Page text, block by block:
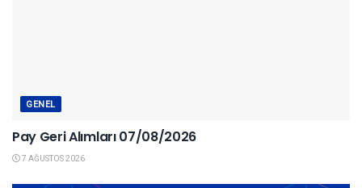
GENEL
Pay Geri Alımları 07/08/2026
7 AĞUSTOS 2026